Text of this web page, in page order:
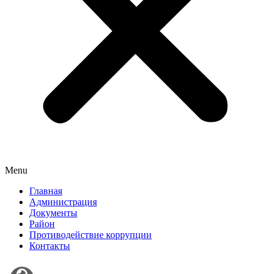
Menu
Главная
Администрация
Документы
Район
Противодействие коррупции
Контакты